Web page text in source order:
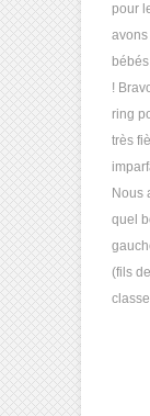
pour
!
ring
très
Nous
quel
(fils